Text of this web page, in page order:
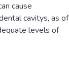
cause
cavitys, as of
levels of